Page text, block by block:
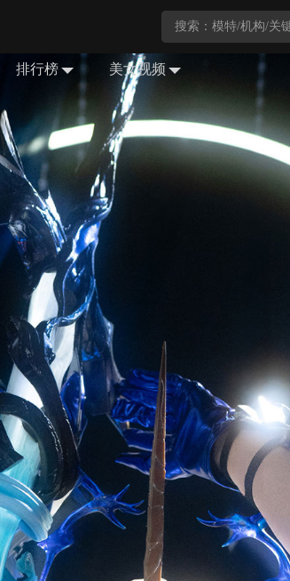
排行榜 美女视频